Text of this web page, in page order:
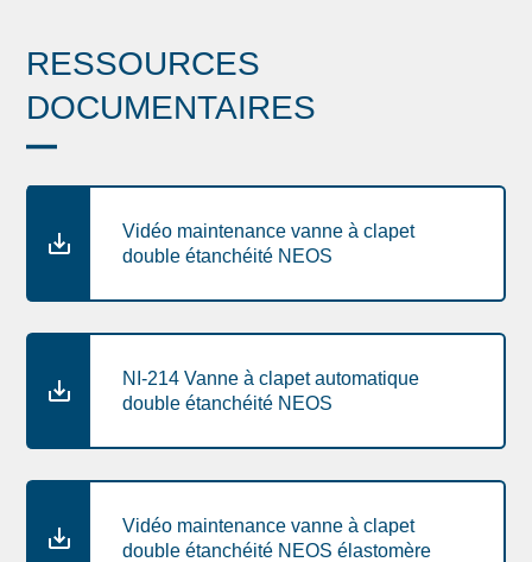
RESSOURCES
DOCUMENTAIRES
Vidéo maintenance vanne à clapet
double étanchéité NEOS
NI-214 Vanne à clapet automatique
double étanchéité NEOS
Vidéo maintenance vanne à clapet
double étanchéité NEOS élastomère